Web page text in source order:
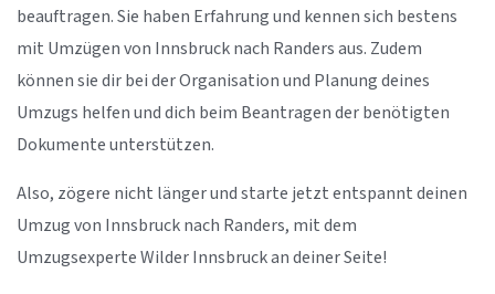
beauftragen. Sie haben Erfahrung und kennen sich bestens
mit Umzügen von Innsbruck nach Randers aus. Zudem
können sie dir bei der Organisation und Planung deines
Umzugs helfen und dich beim Beantragen der benötigten
Dokumente unterstützen.
Also, zögere nicht länger und starte jetzt entspannt deinen
Umzug von Innsbruck nach Randers, mit dem
Umzugsexperte Wilder Innsbruck an deiner Seite!